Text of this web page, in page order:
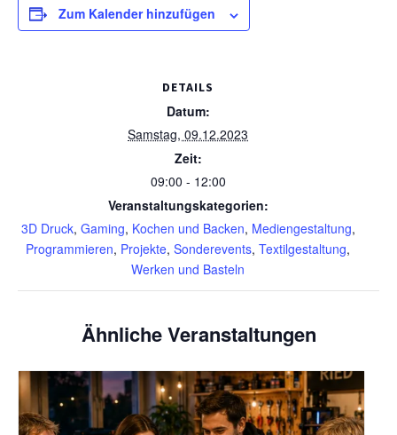
Zum Kalender hinzufügen
DETAILS
Datum:
Samstag, 09.12.2023
Zeit:
09:00 - 12:00
Veranstaltungskategorien:
3D Druck, Gaming, Kochen und Backen, Mediengestaltung,
Programmieren, Projekte, Sonderevents, Textilgestaltung,
Werken und Basteln
Ähnliche Veranstaltungen